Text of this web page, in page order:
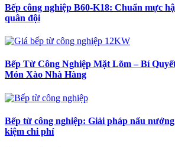
Bếp công nghiệp B60-K18: Chuẩn mực
quân đội
Bếp Từ Công Nghiệp Mặt Lõm – Bí
Món Xào Nhà Hàng
Bếp từ công nghiệp: Giải pháp nấu
kiệm chi phí